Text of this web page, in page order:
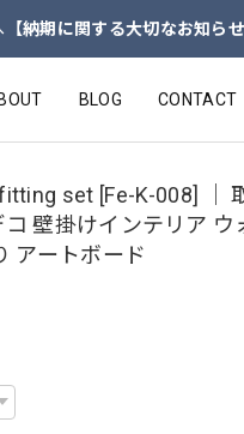
【納期に関する大切なお知ら
BLOG CONTACT
set [Fe-K-008] ｜
コ 壁掛けインテリア ウ
アートボード